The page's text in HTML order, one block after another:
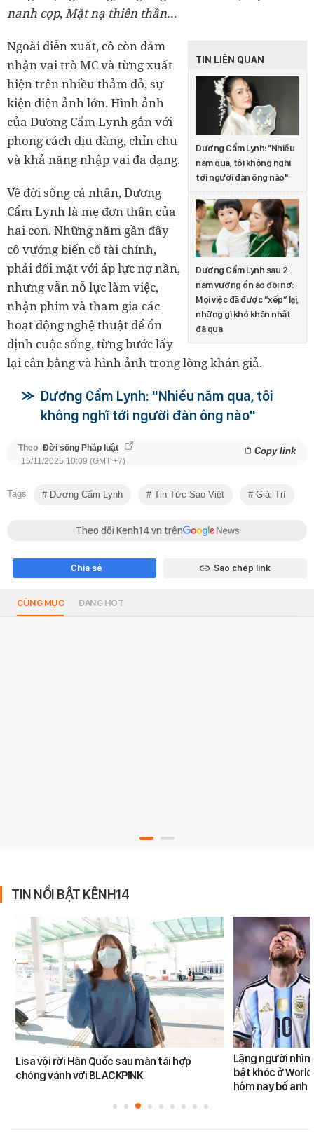
nanh cọp,Mặt nạ thiên thần…
TIN LIÊN QUAN
Dương Cẩm Lynh: "Nhiều
năm qua, tôi không nghĩ
tới người đàn ông nào"
Dương Cẩm Lynh sau 2
năm vướng ồn ào đòi nợ:
Mọi việc đã được “xếp” lại,
những gì khó khăn nhất
đã qua
Ngoài diễn xuất, cô còn đảm
nhận vai trò MC và từng xuất
hiện trên nhiều thảm đỏ, sự
kiện điện ảnh lớn. Hình ảnh
của Dương Cẩm Lynh gắn với
phong cách dịu dàng, chỉn chu
và khả năng nhập vai đa dạng.
Về đời sống cá nhân, Dương
Cẩm Lynh là mẹ đơn thân của
hai con. Những năm gần đây
cô vướng biến cố tài chính,
phải đối mặt với áp lực nợ nần,
nhưng vẫn nỗ lực làm việc,
nhận phim và tham gia các
hoạt động nghệ thuật để ổn
định cuộc sống, từng bước lấy
lại cân bằng và hình ảnh trong lòng khán giả.
Dương Cẩm Lynh: "Nhiều năm qua, tôi
không nghĩ tới người đàn ông nào"
Theo Đời sống Pháp luật Copy link
15/11/2025 10:09 (GMT +7)
Tags Dương Cẩm Lynh Tin Tức Sao Việt Giải Trí
Theo dõi Kenh14.vn trên
Chia sẻ Sao chép link
CÙNG MỤC ĐANG HOT
TIN NỔI BẬT KÊNH14
Lisa vội rời Hàn Quốc sau màn tái hợp
chóng vánh với BLACKPINK
Lặng người nhìn
bật khóc ở
hôm nay bố anh